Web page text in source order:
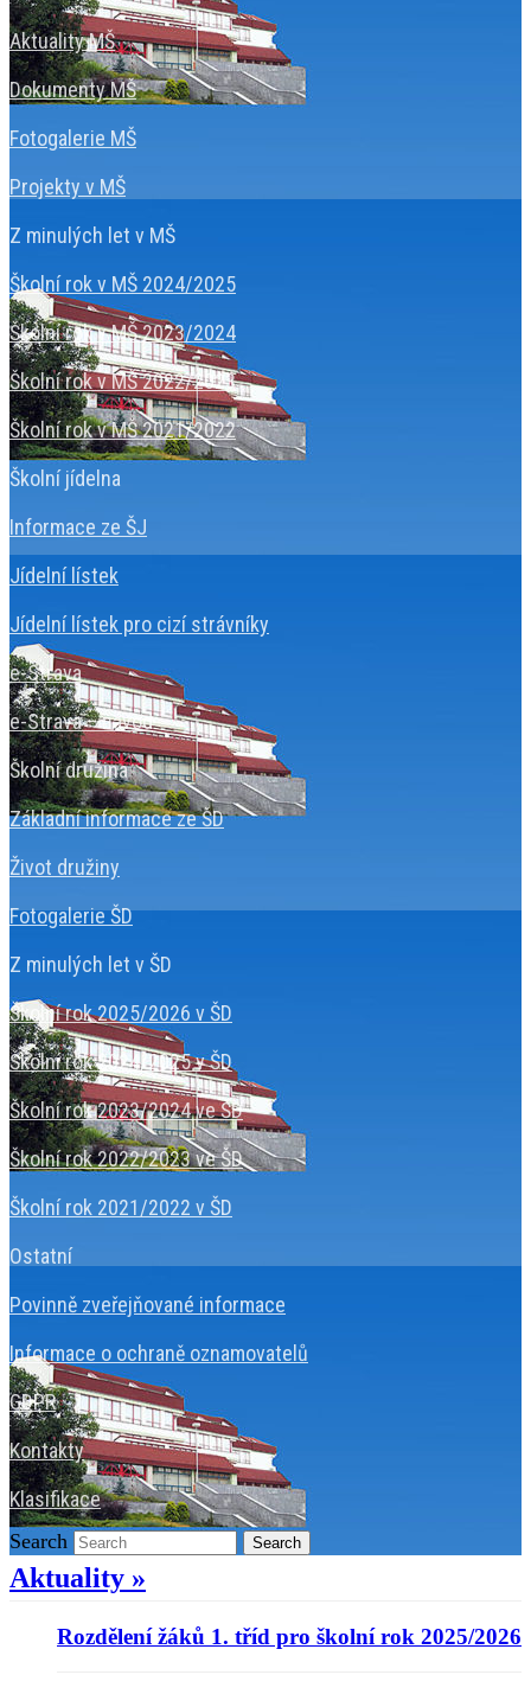
Aktuality MŠ
Dokumenty MŠ
Fotogalerie MŠ
Projekty v MŠ
Z minulých let v MŠ
Školní rok v MŠ 2024/2025
Školní rok v MŠ 2023/2024
Školní rok v MŠ 2022/2023
Školní rok v MŠ 2021/2022
Školní jídelna
Informace ze ŠJ
Jídelní lístek
Jídelní lístek pro cizí strávníky
e-Strava
e-Strava – návod
Školní družina
Základní informace ze ŠD
Život družiny
Fotogalerie ŠD
Z minulých let v ŠD
Školní rok 2025/2026 v ŠD
Školní rok 2024/2025 v ŠD
Školní rok 2023/2024 ve ŠD
Školní rok 2022/2023 ve ŠD
Školní rok 2021/2022 v ŠD
Ostatní
Povinně zveřejňované informace
Informace o ochraně oznamovatelů
GDPR
Kontakty
Klasifikace
Search Search
Aktuality »
Rozdělení žáků 1. tříd pro školní rok 2025/2026